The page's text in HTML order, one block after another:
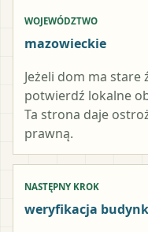
WOJEWÓDZTWO
mazowieckie
Jeżeli dom ma stare
potwierdź lokalne
Ta strona daje
prawną.
NASTĘPNY KROK
weryfikacja